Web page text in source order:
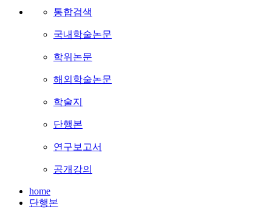
통합검색
국내학술논문
학위논문
해외학술논문
학술지
단행본
연구보고서
공개강의
home
단행본